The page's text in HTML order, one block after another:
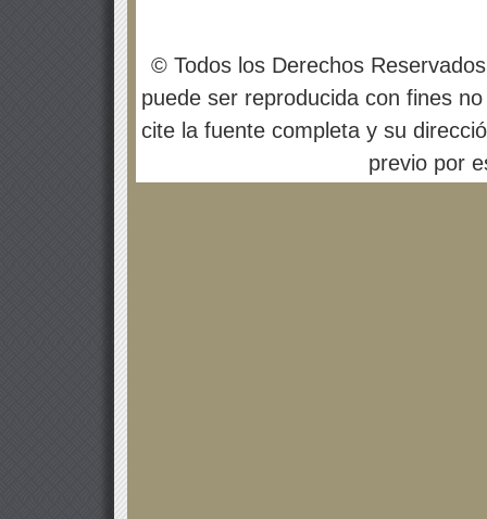
© Todos los Derechos
puede ser reproducida con fines
cite la fuente completa y su
previo por